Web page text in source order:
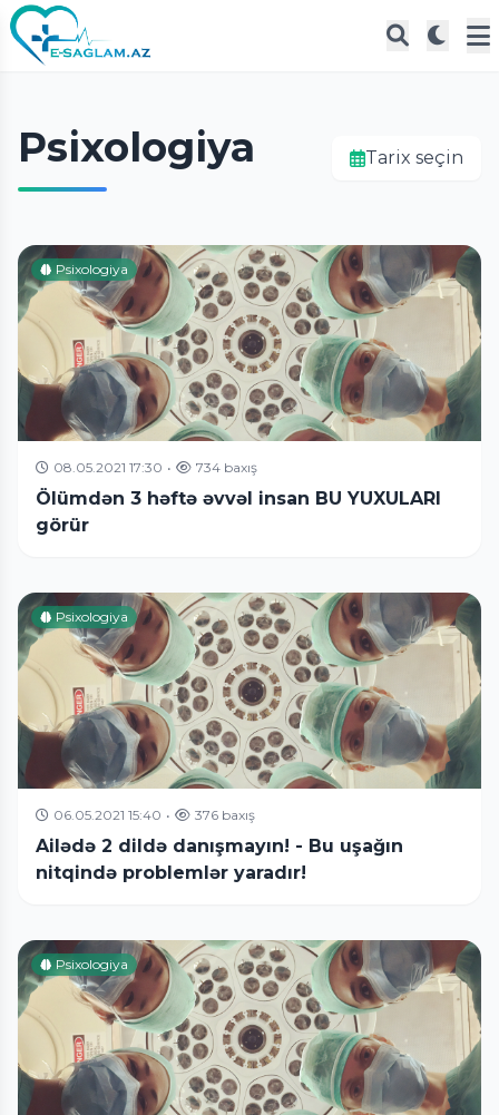
Psixologiya Tarix seçin
Psixologiya
08.05.2021 17:30 • 734 baxış
Ölümdən 3 həftə əvvəl insan BU YUXULARI
görür
Psixologiya
06.05.2021 15:40 • 376 baxış
Ailədə 2 dildə danışmayın! - Bu uşağın
nitqində problemlər yaradır!
Psixologiya